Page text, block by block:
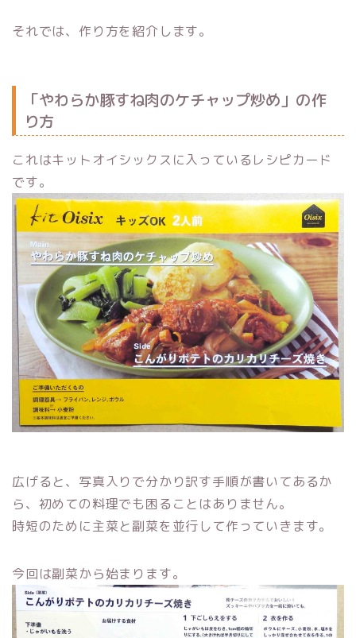
それでは、作り方を紹介します。
「やわらか豚すね肉のケチャップ炒め」の作
り方
これはキットオイシックスに入っているレシピカード
です。
広げると、写真入りで分かり訳す手順が書いてあるか
ら、初めての料理でも困ることはありません。
時短のために主菜と副菜を並行して作っていきます。
今回は副菜から始まります。